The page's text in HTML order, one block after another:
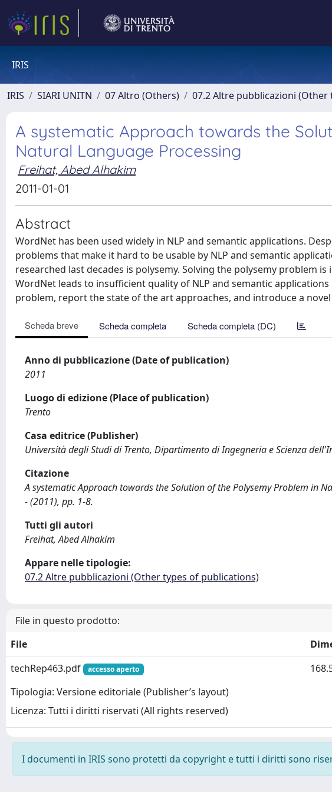
IRIS
IRIS SIARI UNITN 07 Altro (Others) 07.2 Altre pubblicazioni
A systematic Approach towards the
Natural Language Processing
Freihat, Abed Alhakim
2011-01-01
Abstract
WordNet has been used widely in NLP and semantic applications.
problems that make it hard to be usable by NLP and semantic
researched last decades is polysemy. Solving the polysemy problem
WordNet leads to insufficient quality of NLP and semantic
problem, report the state of the art approaches, and introduce a
Scheda breve Scheda completa Scheda completa (DC)
Anno di pubblicazione (Date of publication)
2011
Luogo di edizione (Place of publication)
Trento
Casa editrice (Publisher)
Università degli Studi di Trento, Dipartimento di Ingegneria e Scienza
Citazione
A systematic Approach towards the Solution of the Polysemy Problem in
- (2011), pp. 1-8.
Tutti gli autori
Freihat, Abed Alhakim
Appare nelle tipologie:
07.2 Altre pubblicazioni (Other types of publications)
File in questo prodotto:
File
techRep463.pdf
accesso aperto
Tipologia: Versione editoriale (Publisher’s layout)
Licenza: Tutti i diritti riservati (All rights reserved)
I documenti in IRIS sono protetti da copyright e tutti i diritti sono